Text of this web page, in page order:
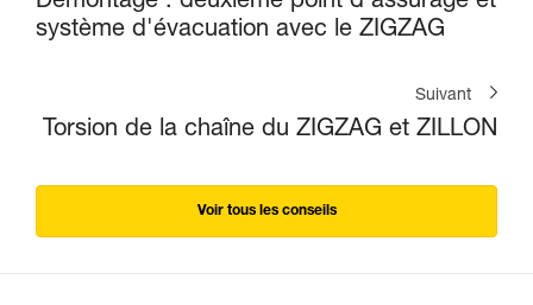
système d'évacuation avec le ZIGZAG
Suivant
Torsion de la chaîne du ZIGZAG et ZILLON
Voir tous les conseils